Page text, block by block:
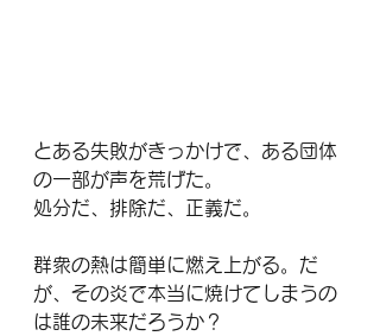
とある失敗がきっかけで、ある団体
の一部が声を荒げた。
処分だ、排除だ、正義だ。
群衆の熱は簡単に燃え上がる。だ
が、その炎で本当に焼けてしまうの
は誰の未来だろうか？